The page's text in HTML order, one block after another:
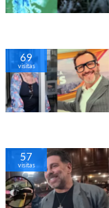
69
visitas
57
visitas